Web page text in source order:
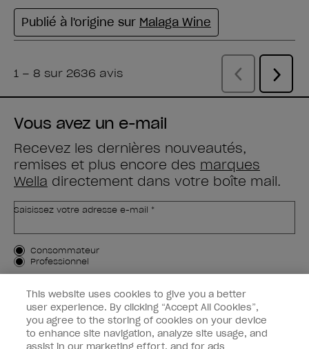
Vous avez un e-mail
Recevez les dernières nouveautés,
remises et plus encore des marques
Wella directement dans votre boîte mail.
Saisissez votre adresse e-mail *
Type de client
Consommateur
Professionnel
M'INSCRIRE
Informations clients
OPI & vous
This website uses cookies to give you a better
user experience. By clicking “Accept All Cookies”,
you agree to the storing of cookies on your device
to enhance site navigation, analyze site usage, and
assist in our marketing effort, and for ads